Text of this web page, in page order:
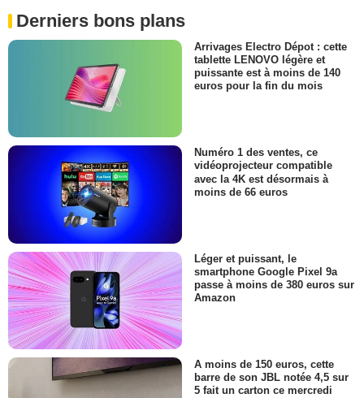
Derniers bons plans
Arrivages Electro Dépot : cette
tablette LENOVO légère et
puissante est à moins de 140
euros pour la fin du mois
Numéro 1 des ventes, ce
vidéoprojecteur compatible
avec la 4K est désormais à
moins de 66 euros
Léger et puissant, le
smartphone Google Pixel 9a
passe à moins de 380 euros sur
Amazon
A moins de 150 euros, cette
barre de son JBL notée 4,5 sur
5 fait un carton ce mercredi